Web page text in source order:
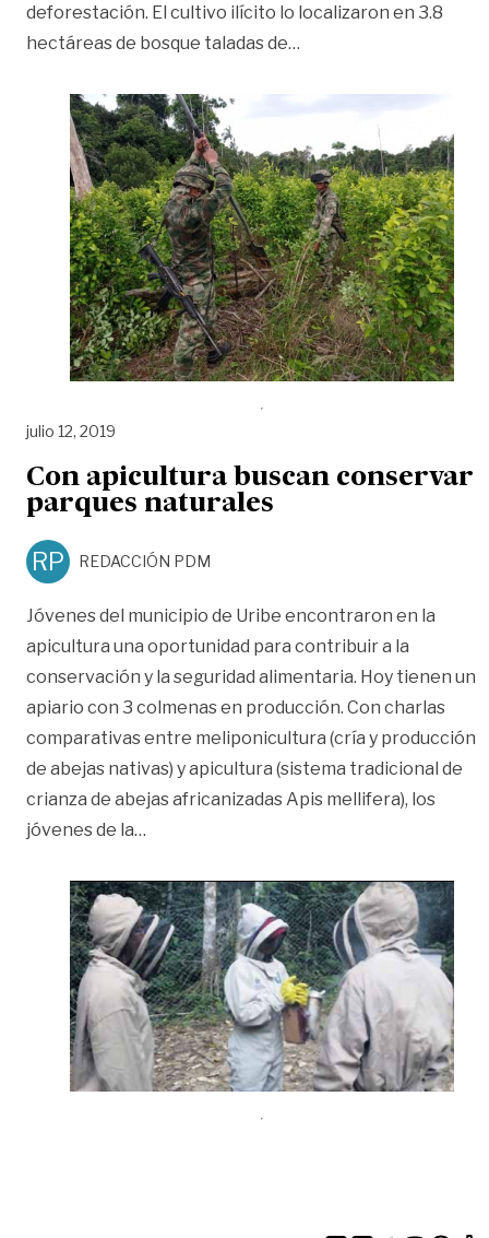
deforestación. El cultivo ilícito lo localizaron en 3.8
hectáreas de bosque taladas de…
julio 12, 2019
Con apicultura buscan conservar
parques naturales
RP REDACCIÓN PDM
Jóvenes del municipio de Uribe encontraron en la
apicultura una oportunidad para contribuir a la
conservación y la seguridad alimentaria. Hoy tienen un
apiario con 3 colmenas en producción. Con charlas
comparativas entre meliponicultura (cría y producción
de abejas nativas) y apicultura (sistema tradicional de
crianza de abejas africanizadas Apis mellifera), los
jóvenes de la…